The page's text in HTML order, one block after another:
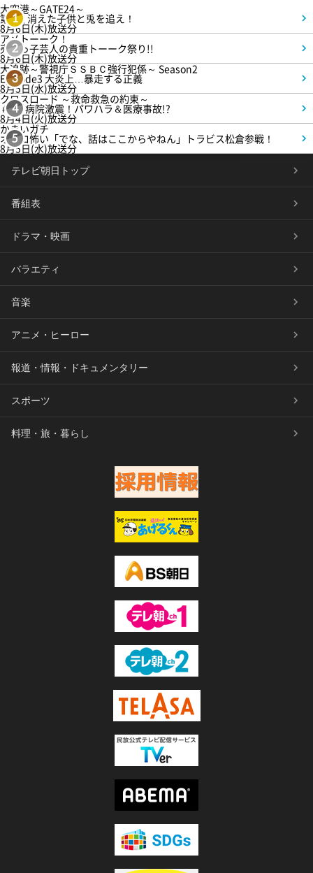
1
大空港～GATE24～
第3話 消えた子供と兎を追え！
8月6日(木)放送分
2
アメトーーク！
売れっ子芸人の貴重トーーク祭り!!
8月6日(木)放送分
3
大追跡～警視庁ＳＳＢＣ強行犯係～ Season2
Episode3 大炎上…暴走する正義
8月5日(水)放送分
4
クロスロード ～救命救急の約束～
＃5 病院激震！パワハラ＆医療事故!?
8月4日(火)放送分
5
かまいガチ
オモロ怖い「でな、話はここからやねん」トラビス松倉参戦！
8月5日(水)放送分
テレビ朝日トップ
番組表
ドラマ・映画
バラエティ
音楽
アニメ・ヒーロー
報道・情報・ドキュメンタリー
スポーツ
料理・旅・暮らし